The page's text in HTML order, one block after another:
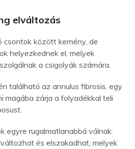
elváltozás
csontok között kemény, de
helyezkednek el, melyek
a csigolyák számára.
található az annulus fibrosis, egy
magába zárja a folyadékkal teli
egyre rugalmatlanabbá válnak.
és elszakadhat, melyek